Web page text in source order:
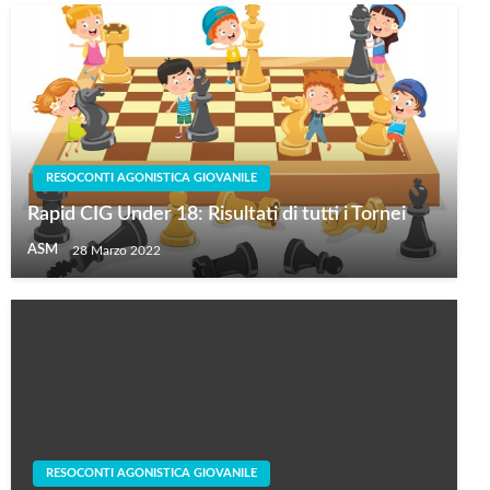
RESOCONTI AGONISTICA GIOVANILE
Rapid CIG Under 18: Risultati di tutti i Tornei
ASM 28 Marzo 2022
RESOCONTI AGONISTICA GIOVANILE